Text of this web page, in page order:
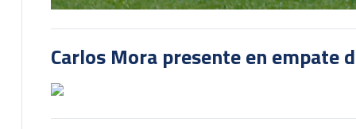
Carlos Mora presente en empate